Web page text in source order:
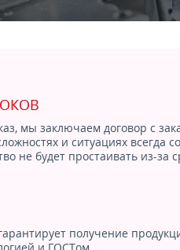
мы заключаем договор с
и ситуациях всегда
не будет простаивать из-за
получение